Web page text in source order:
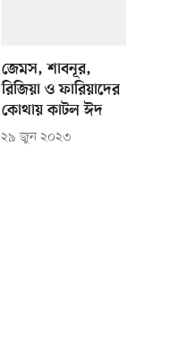
জেমস, শাবনূর,
রিজিয়া ও ফারিয়াদের
কোথায় কাটল ঈদ
২৯ জুন ২০২৩